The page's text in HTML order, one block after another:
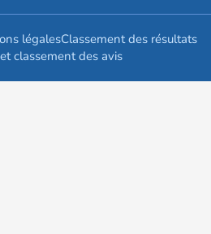
légalesClassement des résultats
classement des avis